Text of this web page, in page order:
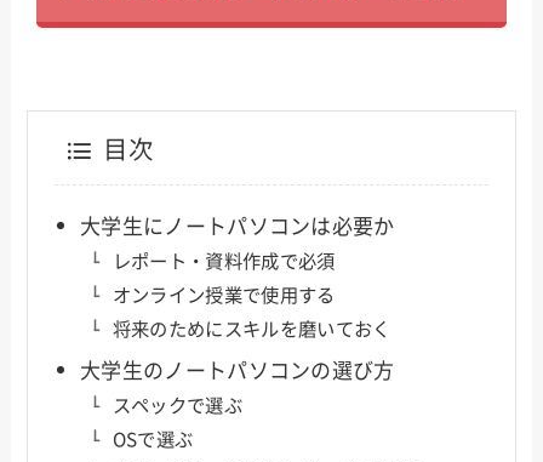
目次
大学生にノートパソコンは必要か
レポート・資料作成で必須
オンライン授業で使用する
将来のためにスキルを磨いておく
大学生のノートパソコンの選び方
スペックで選ぶ
OSで選ぶ